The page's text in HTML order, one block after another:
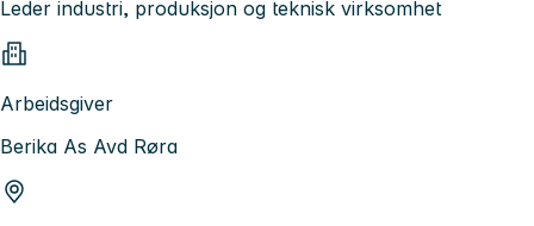
Leder industri, produksjon og teknisk virksomhet
Arbeidsgiver
Berika As Avd Røra